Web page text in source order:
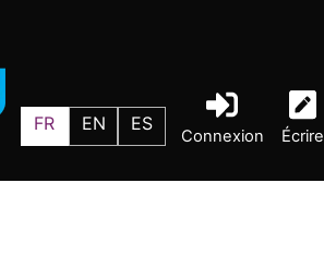
FR EN ES
Connexion Écrire